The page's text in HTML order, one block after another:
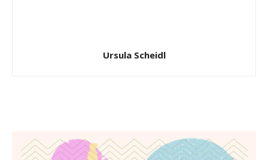
Ursula Scheidl